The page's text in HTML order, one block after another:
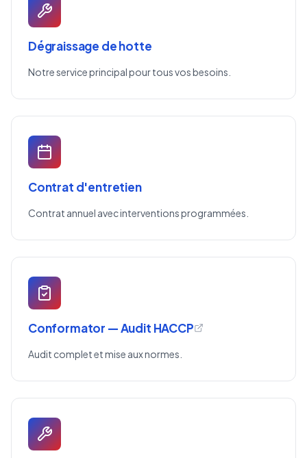
Dégraissage de hotte
Notre service principal pour tous vos besoins.
Contrat d'entretien
Contrat annuel avec interventions programmées.
Conformator — Audit HACCP
Audit complet et mise aux normes.